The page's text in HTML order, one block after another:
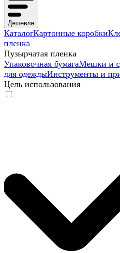
Дешевле
КаталогКартонные коробки
пленка
Пузырчатая пленка
Упаковочная бумагаМешки и
для одеждыИнструменты и
Цель использования